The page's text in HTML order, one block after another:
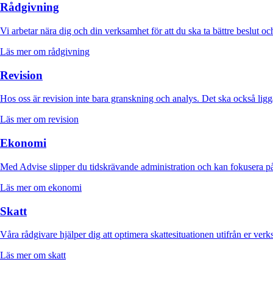
Rådgivning
Vi arbetar nära dig och din verksamhet för att du ska ta bättre beslut
Läs mer om rådgivning
Revision
Hos oss är revision inte bara granskning och analys. Det ska också
Läs mer om revision
Ekonomi
Med Advise slipper du tidskrävande administration och kan fokusera
Läs mer om ekonomi
Skatt
Våra rådgivare hjälper dig att optimera skattesituationen utifrån er
Läs mer om skatt